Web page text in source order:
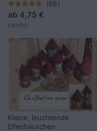
(68)
ab 4,75 €
seven
Kleine, leuchtende
Elfenhäuschen